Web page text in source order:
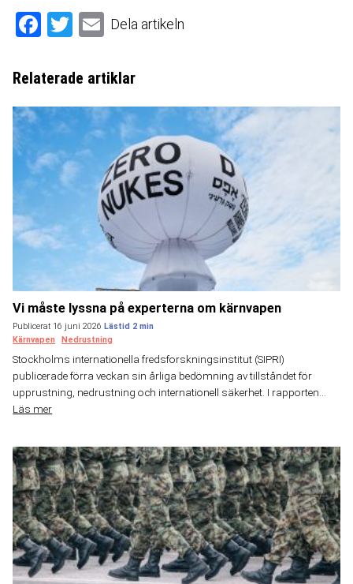
Facebook
TwitterEmail
Dela artikeln
Relaterade artiklar
Vi måste lyssna på experterna om kärnvapen
Publicerat 16 juni 2026
Kärnvapen
Nedrustning
Stockholms internationella fredsforskningsinstitut (SIPRI)
publicerade förra veckan sin årliga bedömning av tillståndet för
upprustning, nedrustning och internationell säkerhet. I rapporten...
Läs mer